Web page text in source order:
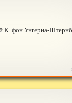
К. фон Унгерна-